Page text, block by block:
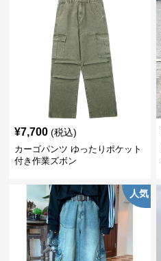
¥7,700 (税込)
カーゴパンツ ゆったりポケット
付き作業ズボン
人気